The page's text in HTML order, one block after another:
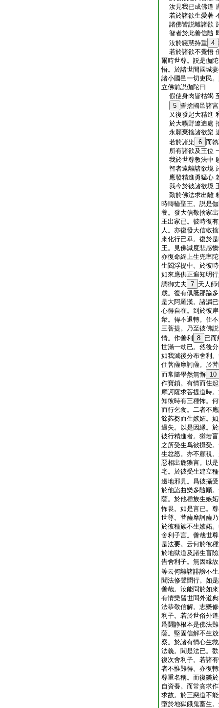
汝見我已成佛道
若於諸欲生愛著
諸佛皆説離諸欲
智者於此善信隨
汝於惡慧持重 4
若於諸欲不覺悟
爾時世尊。説是伽
悟。於諸世間國城
諸小國邑一切吏民
立佛前説伽陀曰
假使身肉皆枯竭
5 誓捨國邑諸
又復發起大精進
於大曠野遼逈處
永願棄捨諸欲樂
若於諸染 6 而
所有諸欲及王位
我於世尊教法中
智者遠離諸欲境
應發精進勇猛心
我今於彼諸欲境
勤於佛法求出離
時轉輪聖王。説是
養。發大信敬捨家
王出家已。彼時復
人。亦復發大信敬
來化行已畢。復於
王。見佛滅度悲感
亦復命終上生兜率
生閻浮提中。於彼
如來應供正遍知明
調御丈夫 7 天人師
歳。復有倶胝那踰
是大阿羅漢。諸漏
心得自在。到於彼
衆。得不退轉。住
三菩提。乃至彼佛
情。作善利
8 已而
世滿一劫已。然後
如我滅後分布舍利
住菩薩摩訶薩。於
而常隨學然無懈 10
作寶鎖。有情而住
摩訶薩求菩提道時
知彼時有三種怖。
而行乞食。二者不
餘苾芻而生嫉妬。
過失。以是因縁。
彼行精進者。猶若
之所受生爲彼攝受
生忿怒。亦不顧視
惡相出麁獷言。以
宅。於彼受生建立
邊地邪見。爲彼攝
於他諂曲樂多隨順
薩。於他種族生嫉
怖畏。如是言已。
世尊。菩薩摩訶薩
於彼種族不生嫉妬
舍利子言。善哉世
是法要。云何於彼
於地獄道及諸生盲
告舍利子。無因縁
等云何離諸誹謗不
聞法修聲聞行。如
善哉。汝能問於如
有情樂習世間外道
法恭敬信解。志樂
利子。若於世俗外
爲鬪諍根本是佛法
薩。堅固信解不生
察。於諸有情心生
法義。聞是法已。
復次舍利子。若諸
者不惟難得。亦復
尊重名稱。而復樂
自資養。而常貪求
求故。於三惡道不
墮於地獄餓鬼畜生